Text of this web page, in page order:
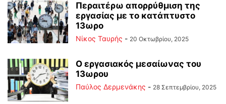
Περαιτέρω απορρύθμιση της
εργασίας με το κατάπτυστο
13ωρο
Νίκος Ταυρής - 20 Οκτωβρίου, 2025
Ο εργασιακός μεσαίωνας του
13ωρου
Παύλος Δερμενάκης - 28 Σεπτεμβρίου, 2025